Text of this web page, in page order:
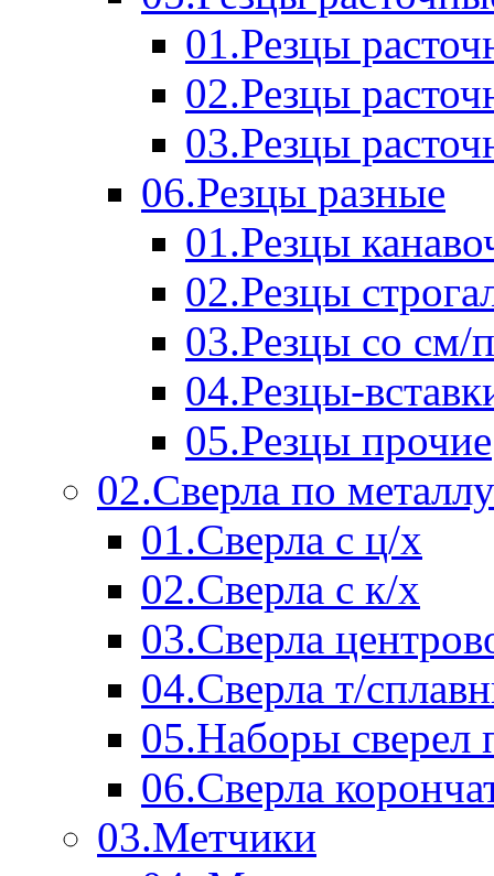
01.Резцы
02.Резцы
03.Резцы
06.Резцы разные
01.Резцы
02.Резцы
03.Резцы со см/
04.Резцы-
05.Резцы прочие
02.Сверла по металлу
01.Сверла с ц/х
02.Сверла с к/х
03.Сверла
04.Сверла т/
05.Наборы сверел
06.Сверла
03.Метчики